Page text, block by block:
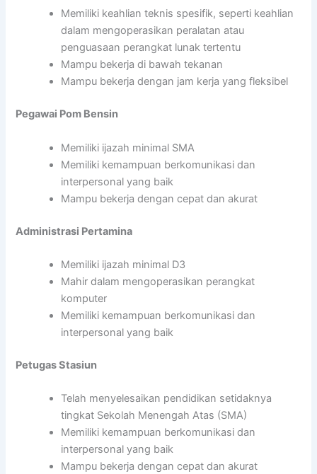
Memiliki keahlian teknis spesifik, seperti keahlian
dalam mengoperasikan peralatan atau
penguasaan perangkat lunak tertentu
Mampu bekerja di bawah tekanan
Mampu bekerja dengan jam kerja yang fleksibel
Pegawai Pom Bensin
Memiliki ijazah minimal SMA
Memiliki kemampuan berkomunikasi dan
interpersonal yang baik
Mampu bekerja dengan cepat dan akurat
Administrasi Pertamina
Memiliki ijazah minimal D3
Mahir dalam mengoperasikan perangkat
komputer
Memiliki kemampuan berkomunikasi dan
interpersonal yang baik
Petugas Stasiun
Telah menyelesaikan pendidikan setidaknya
tingkat Sekolah Menengah Atas (SMA)
Memiliki kemampuan berkomunikasi dan
interpersonal yang baik
Mampu bekerja dengan cepat dan akurat